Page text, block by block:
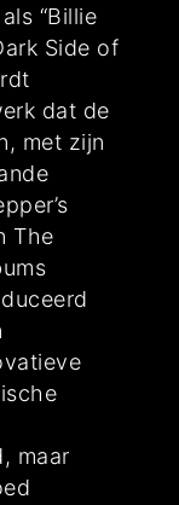
“Billie
Side of
dat de
met zijn
The
maar